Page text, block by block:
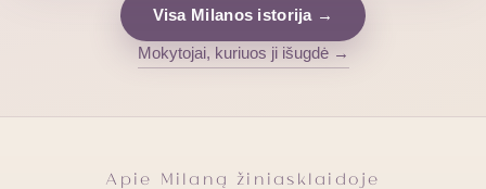
Visa Milanos istorija →
Mokytojai, kuriuos ji išugdė →
Apie Milaną žiniasklaidoje